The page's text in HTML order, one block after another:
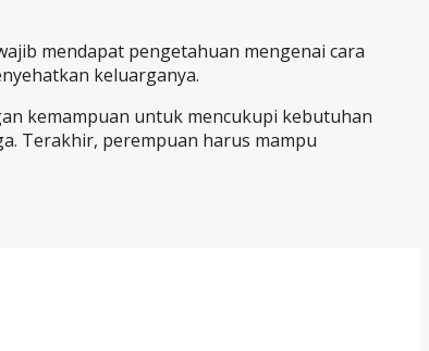
mendapat pengetahuan mengenai cara
keluarganya.
kemampuan untuk mencukupi kebutuhan
Terakhir, perempuan harus mampu